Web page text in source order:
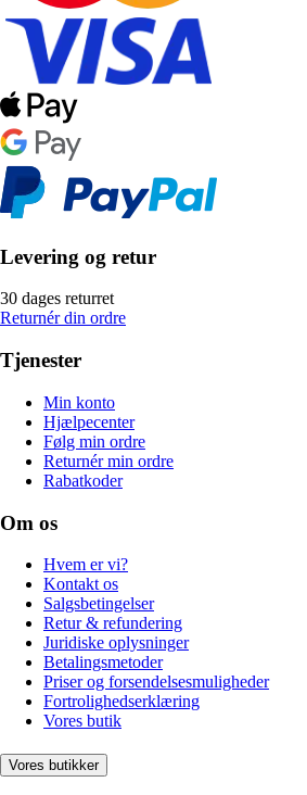
Levering og retur
30 dages returret
Returnér din ordre
Tjenester
Min konto
Hjælpecenter
Følg min ordre
Returnér min ordre
Rabatkoder
Om os
Hvem er vi?
Kontakt os
Salgsbetingelser
Retur & refundering
Juridiske oplysninger
Betalingsmetoder
Priser og forsendelsesmuligheder
Fortrolighedserklæring
Vores butik
Vores butikker